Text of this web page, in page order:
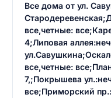
Все дома от ул.
все,четные:
4;Липовая
все,четные:
7,;Покрышева
все;Приморский